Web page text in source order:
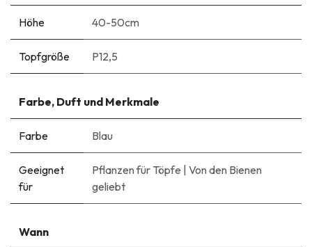
Höhe 40-50cm
Topfgröße P12,5
Farbe, Duft und Merkmale
Farbe Blau
Geeignet
für
Pflanzen für Töpfe | Von den Bienen
geliebt
Wann